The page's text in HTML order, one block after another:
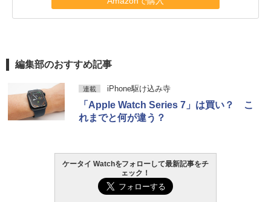
編集部のおすすめ記事
連載 iPhone駆け込み寺
「Apple Watch Series 7」は買い？ こ
れまでと何が違う？
ケータイ Watchをフォローして最新記事をチ
ェック！